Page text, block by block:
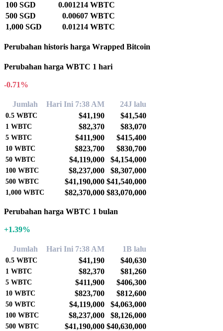
100 SGD
0.001214 WBTC
500 SGD
0.00607 WBTC
1,000 SGD
0.01214 WBTC
Perubahan historis harga Wrapped Bitcoin
Perubahan harga WBTC 1 hari
-0.71%
Jumlah Hari Ini 7:38 AM 24J lalu
0.5 WBTC $41,190 $41,540
1 WBTC $82,370 $83,070
5 WBTC $411,900 $415,400
10 WBTC $823,700 $830,700
50 WBTC $4,119,000 $4,154,000
100 WBTC $8,237,000 $8,307,000
500 WBTC $41,190,000 $41,540,000
1,000 WBTC $82,370,000 $83,070,000
Perubahan harga WBTC 1 bulan
+1.39%
Jumlah Hari Ini 7:38 AM 1B lalu
0.5 WBTC $41,190 $40,630
1 WBTC $82,370 $81,260
5 WBTC $411,900 $406,300
10 WBTC $823,700 $812,600
50 WBTC $4,119,000 $4,063,000
100 WBTC $8,237,000 $8,126,000
500 WBTC $41,190,000 $40,630,000